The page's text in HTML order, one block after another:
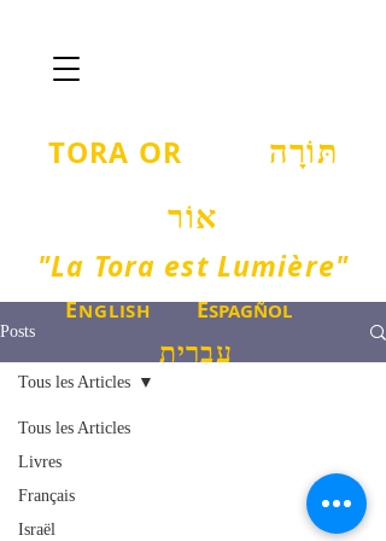
TORA OR תּוֹרָה
אוֹר
"La Tora est Lumière"
ENGLISH ESPAGÑOL
עברית
Posts
Tous les Articles
Livres
Français
Israël
Tous les Articles